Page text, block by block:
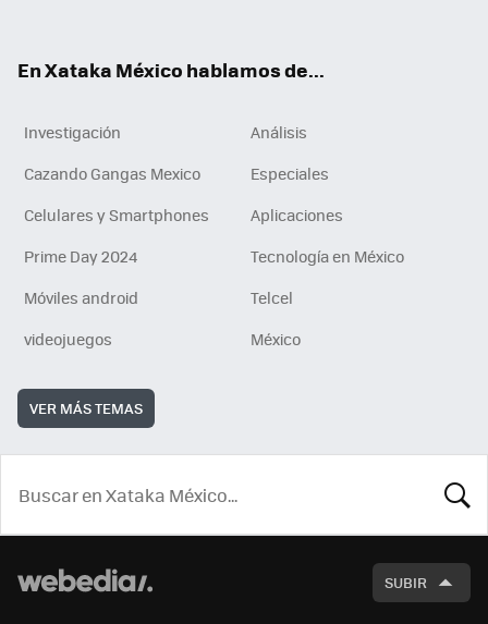
En Xataka México hablamos de...
Investigación
Análisis
Cazando Gangas Mexico
Especiales
Celulares y Smartphones
Aplicaciones
Prime Day 2024
Tecnología en México
Móviles android
Telcel
videojuegos
México
VER MÁS TEMAS
SUBIR